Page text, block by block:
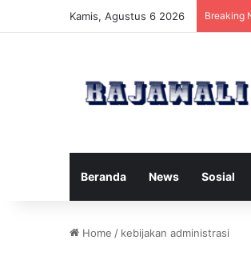
Kamis, Agustus 6 2026 Breaking
Beranda News Sosial
Home / kebijakan administrasi